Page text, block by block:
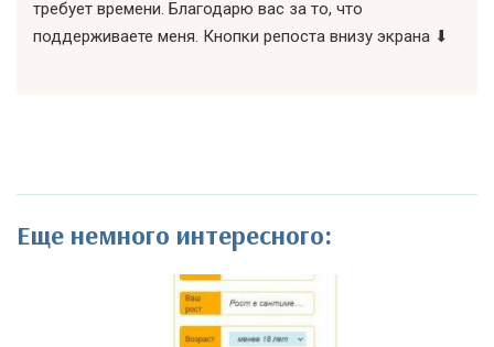
требует времени. Благодарю вас за то, что
поддерживаете меня. Кнопки репоста внизу экрана ⬇
Еще немного интересного: